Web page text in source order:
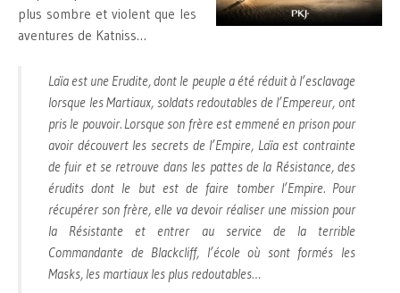
plus sombre et violent que les
aventures de Katniss…
Laïa est une Erudite, dont le peuple a été réduit à l’esclavage
lorsque les Martiaux, soldats redoutables de l’Empereur, ont
pris le pouvoir. Lorsque son frère est emmené en prison pour
avoir découvert les secrets de l’Empire, Laïa est contrainte
de fuir et se retrouve dans les pattes de la Résistance, des
érudits dont le but est de faire tomber l’Empire. Pour
récupérer son frère, elle va devoir réaliser une mission pour
la Résistante et entrer au service de la terrible
Commandante de Blackcliff, l’école où sont formés les
Masks, les martiaux les plus redoutables…